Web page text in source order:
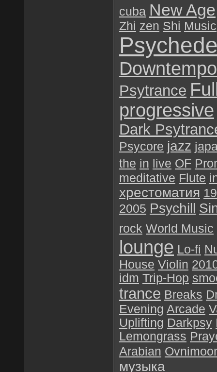
cuba New Age
Zhi zen Shi Music
Downtempo
Psytrance
progressive
Dark
Psycore jazz
the in live OF
meditative Flute
хрестоматия
2005 Psychill
rock World Music
lounge Lo-fi
House Violin
idm Trip-Hop
trance Breaks
Evening Arcade
Uplifting Darkpsy
Lemongrass
Arabian
музыка